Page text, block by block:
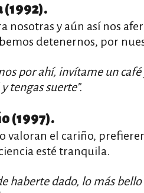
(1992).
nosotras y aún así nos
detenernos, por
por ahí, invítame un
tengas suerte”.
(1997).
valoran el cariño,
esté tranquila.
haberte dado, lo más